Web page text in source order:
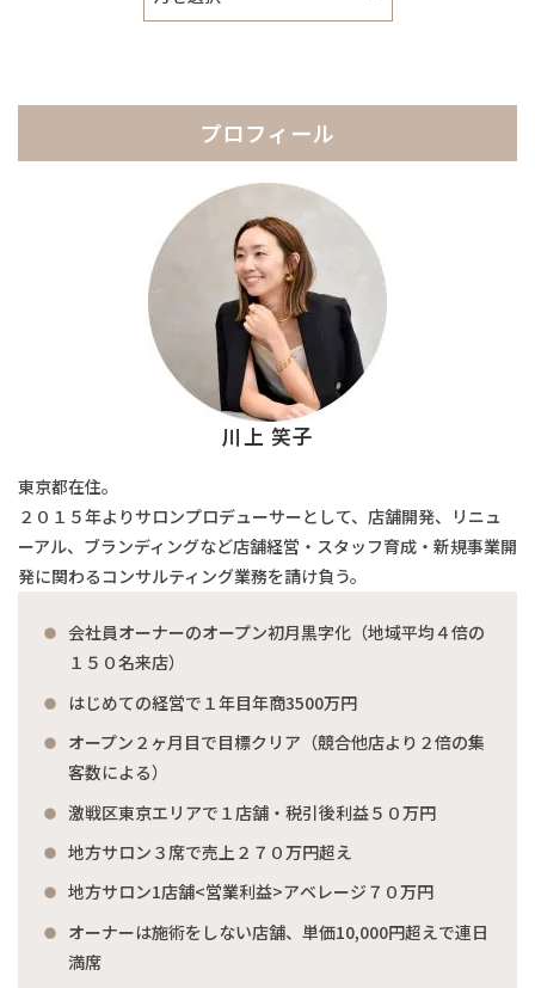
ブ
プロフィール
川上 笑子
東京都在住。
２０１５年よりサロンプロデューサーとして、店舗開発、リニュ
ーアル、ブランディングなど店舗経営・スタッフ育成・新規事業開
発に関わるコンサルティング業務を請け負う。
会社員オーナーのオープン初月黒字化（地域平均４倍の
１５０名来店）
はじめての経営で１年目年商3500万円
オープン２ヶ月目で目標クリア（競合他店より２倍の集
客数による）
激戦区東京エリアで１店舗・税引後利益５０万円
地方サロン３席で売上２７０万円超え
地方サロン1店舗<営業利益>アベレージ７０万円
オーナーは施術をしない店舗、単価10,000円超えで連日
満席